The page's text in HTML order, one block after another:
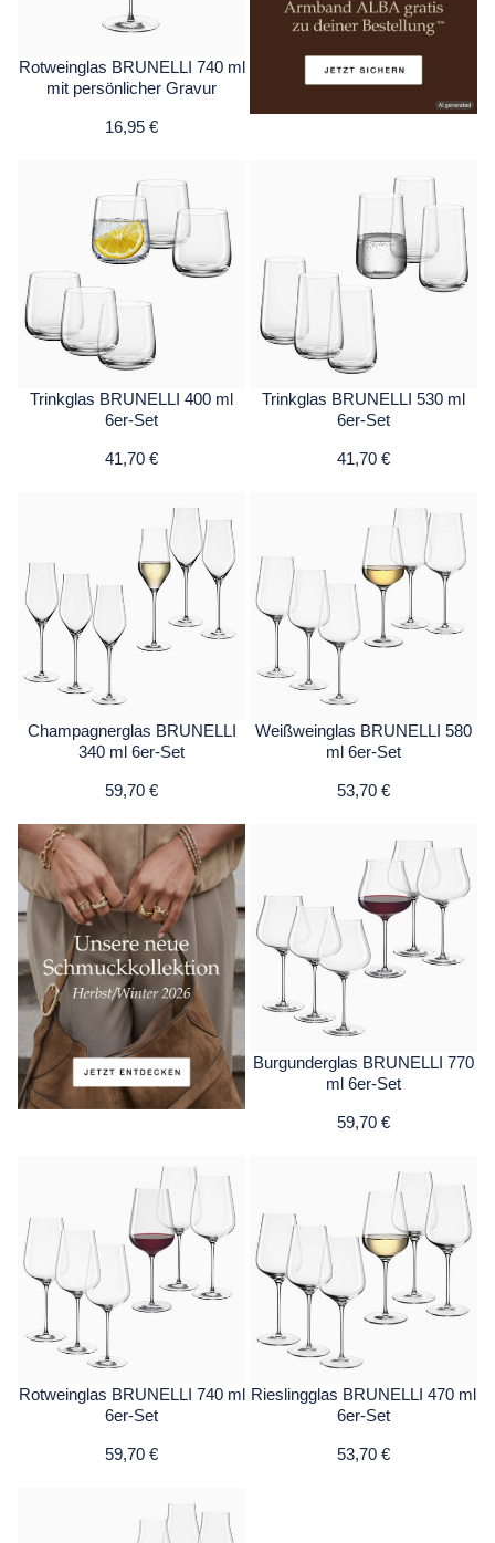
Rotweinglas BRUNELLI 740 ml
mit persönlicher Gravur
16,95 €
Trinkglas BRUNELLI 400 ml
6er-Set
41,70 €
Trinkglas BRUNELLI 530 ml
6er-Set
41,70 €
Champagnerglas BRUNELLI
340 ml 6er-Set
59,70 €
Weißweinglas BRUNELLI 580
ml 6er-Set
53,70 €
Burgunderglas BRUNELLI 770
ml 6er-Set
59,70 €
Rotweinglas BRUNELLI 740 ml
6er-Set
59,70 €
Rieslingglas BRUNELLI 470 ml
6er-Set
53,70 €